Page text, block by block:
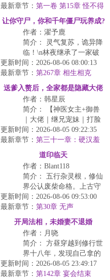
村。
最新章节： 第一卷 第15章 怪不得
让你守尸，你和千年僵尸玩养成?
作者：濯予鹿
简介： 灵气复苏，诡异降
临！\n林夜继承了一家破
落的白事杂货铺，不仅觉
醒百年难遇的【纯阳道
体...
更新时间：2026-08-06 08:00:13
最新章节： 第267章 相生相克
送爹入赘后，全家都是隐藏大佬
作者：韩星辰
简介： 【神医女主+御兽
｜大佬｜继兄宠妹｜打脸
白莲｜身世悬疑】苏软穿
成了高烧濒死的小农女。
更新时间：2026-08-05 09:22:35
最新章节： 第三十一章：硬汉羞
红脸，软妹执刀正骨
道印临天
作者：Blant118
简介： 五行杂灵根，修仙
界公认废柴命格。上古守
界人遗孤陆尘身负同心道
印，修炼三年仍止步练气
三...
更新时间：2026-08-06 09:53:00
最新章节： 第30章 无声
开局法相，未婚妻不退婚
作者：月哓
简介： 方昼穿越到修行世
界十八年，发现自己拿的
八成是退婚流主角模板。
更新时间：2026-08-05 23:49:17
最新章节： 第142章 宴会结束